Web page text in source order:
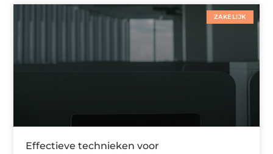
ZAKELIJK
Effectieve technieken voor